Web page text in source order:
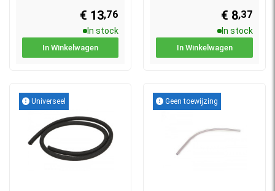
€ 13,76
In stock
In Winkelwagen
€ 8,37
In stock
In Winkelwagen
Universeel Geen toewijzing